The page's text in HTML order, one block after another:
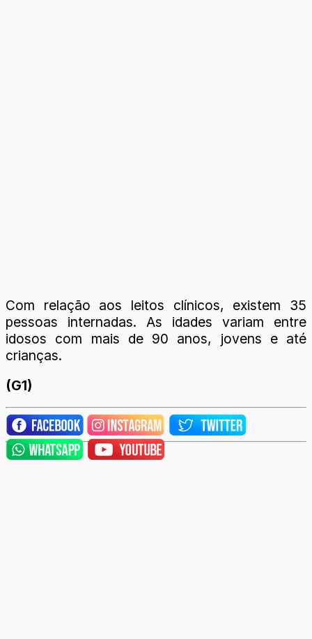
Com relação aos leitos clínicos, existem 35
pessoas internadas. As idades variam entre
idosos com mais de 90 anos, jovens e até
crianças.
(G1)